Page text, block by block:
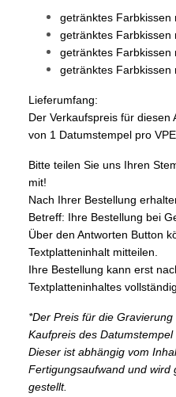
getränktes Farbkissen
getränktes Farbkissen
getränktes Farbkissen
getränktes Farbkissen
Lieferumfang:
Der Verkaufspreis für diesen
von 1 Datumstempel pro
Bitte teilen Sie uns Ihren
mit!
Nach Ihrer Bestellung
Betreff: Ihre Bestellung bei
Über den Antworten Button
Textplatteninhalt mitteilen.
Ihre Bestellung kann erst
Textplatteninhaltes
*Der Preis für die
Kaufpreis des
Dieser ist abhängig vom
Fertigungsaufwand und wird
gestellt.